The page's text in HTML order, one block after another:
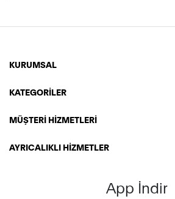
KURUMSAL
KATEGORİLER
MÜŞTERİ HİZMETLERİ
AYRICALIKLI HİZMETLER
App İndir